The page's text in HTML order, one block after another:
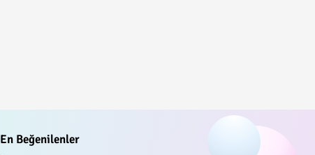
En Beğenilenler